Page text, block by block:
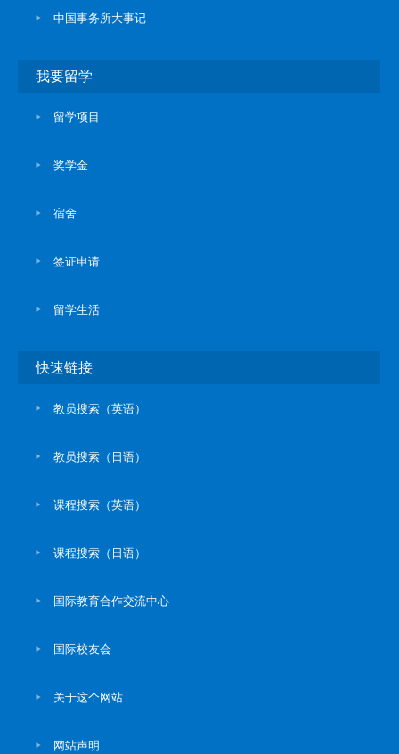
中国事务所大事记
我要留学
留学项目
奖学金
宿舍
签证申请
留学生活
快速链接
教员搜索（英语）
教员搜索（日语）
课程搜索（英语）
课程搜索（日语）
国际教育合作交流中心
国际校友会
关于这个网站
网站声明